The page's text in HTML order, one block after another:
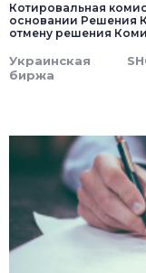
Котировальная
основании Решения
отмену решения
Украинская
биржа